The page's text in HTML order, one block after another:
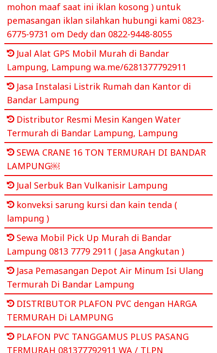
mohon maaf saat ini iklan kosong ) untuk
pemasangan iklan silahkan hubungi kami 0823-
6775-9731 om Dedy dan 0822-9448-8055
Jual Alat GPS Mobil Murah di Bandar
Lampung, Lampung wa.me/6281377792911
Jasa Instalasi Listrik Rumah dan Kantor di
Bandar Lampung
Distributor Resmi Mesin Kangen Water
Termurah di Bandar Lampung, Lampung
SEWA CRANE 16 TON TERMURAH DI BANDAR
LAMPUNG￼
Jual Serbuk Ban Vulkanisir Lampung
konveksi sarung kursi dan kain tenda (
lampung )
Sewa Mobil Pick Up Murah di Bandar
Lampung 0813 7779 2911 ( Jasa Angkutan )
Jasa Pemasangan Depot Air Minum Isi Ulang
Termurah Di Bandar Lampung
DISTRIBUTOR PLAFON PVC dengan HARGA
TERMURAH Di LAMPUNG
PLAFON PVC TANGGAMUS PLUS PASANG
TERMURAH 081377792911 WA / TLPN